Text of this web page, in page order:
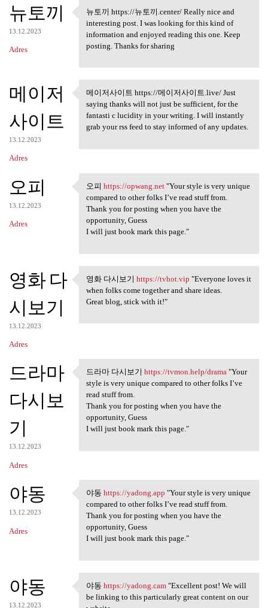
뉴토끼
13.12.2023
Adres
뉴토끼 https://뉴토끼.center/
뉴토끼 https://뉴토끼.center/ Really nice and
interesting post. I was looking for this kind of
information and enjoyed reading this one. Keep
posting. Thanks for sharing
메이저
사이트
13.12.2023
Adres
메이저사이트 https://메이저사이
트.live/
메이저사이트 https://메이저사이트.live/ Just
saying thanks will not just be sufficient, for the
fantasti c lucidity in your writing. I will instantly
grab your rss feed to stay informed of any updates.
오피
13.12.2023
Adres
오피 https://opwang.net "Your
오피 https://opwang.net"Your style is very unique
compared to other folks I’ve read stuff from.
Thank you for posting when you have the
opportunity, Guess
I will just book mark this page."
영화 다
시보기
13.12.2023
Adres
영화 다시보기 https://tvhot.vip
영화 다시보기 https://tvhot.vip "Everyone loves it
when folks come together and share ideas.
Great blog, stick with it!"
드라마
다시보
기
13.12.2023
Adres
드라마 다시보기 https://tvmon.help
드라마 다시보기 https://tvmon.help/drama"Your
style is very unique compared to other folks I’ve
read stuff from.
Thank you for posting when you have the
opportunity, Guess
I will just book mark this page."
야동
13.12.2023
Adres
야동 https://yadong.app "Your
야동 https://yadong.app "Your style is very unique
compared to other folks I’ve read stuff from.
Thank you for posting when you have the
opportunity, Guess
I will just book mark this page."
야동
13.12.2023
야동 https://yadong.cam
야동 https://yadong.cam"Excellent post! We will
be linking to this particularly great content on our